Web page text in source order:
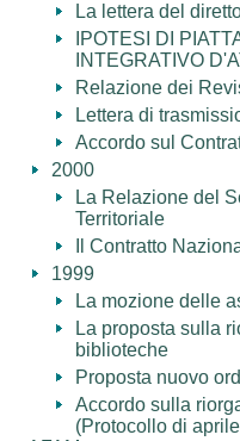
La lettera del
IPOTESI DI
INTEGRATIVO
Relazione dei
Lettera di
Accordo sul
2000
La Relazione del
Territoriale
Il Contratto
1999
La mozione delle
La proposta sulla
biblioteche
Proposta nuovo
Accordo sulla
(Protocollo di